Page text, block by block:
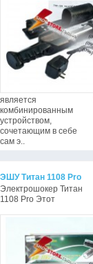
является
комбинированным
устройством,
сочетающим в себе
сам э..
ЭШУ Титан 1108 Pro
Электрошокер Титан
1108 Pro Этот